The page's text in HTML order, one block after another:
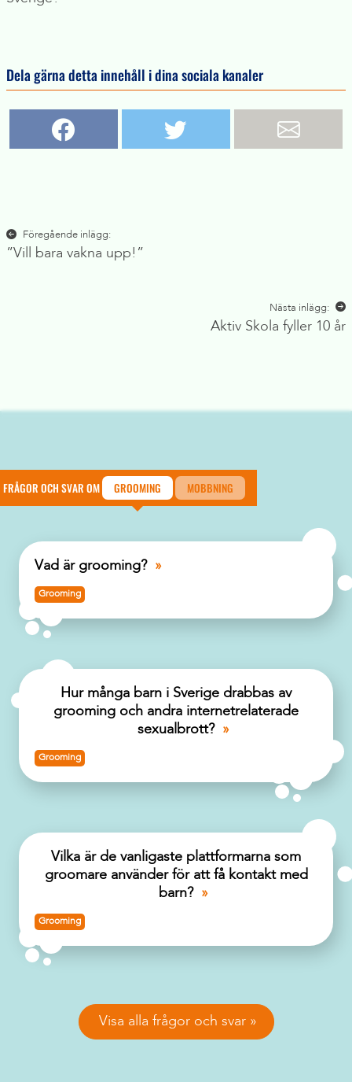
Dela gärna detta innehåll i dina sociala kanaler
Inläggsnavigering
Föregående inlägg:
”Vill bara vakna upp!”
Nästa inlägg:
Aktiv Skola fyller 10 år
FRÅGOR OCH SVAR OM GROOMING MOBBNING
Grooming
Vad är grooming?
Grooming
Hur många barn i Sverige drabbas av
grooming och andra internetrelaterade
sexualbrott?
Grooming
Vilka är de vanligaste plattformarna som
groomare använder för att få kontakt med
barn?
Vad har skolan för skyldigheter vid vetskap
eller misstanke om kränkande behandling?
Visa alla frågor och svar